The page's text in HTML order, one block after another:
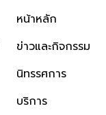
หน้าหลัก
ข่าวและกิจกรรม
นิทรรศการ
บริการ